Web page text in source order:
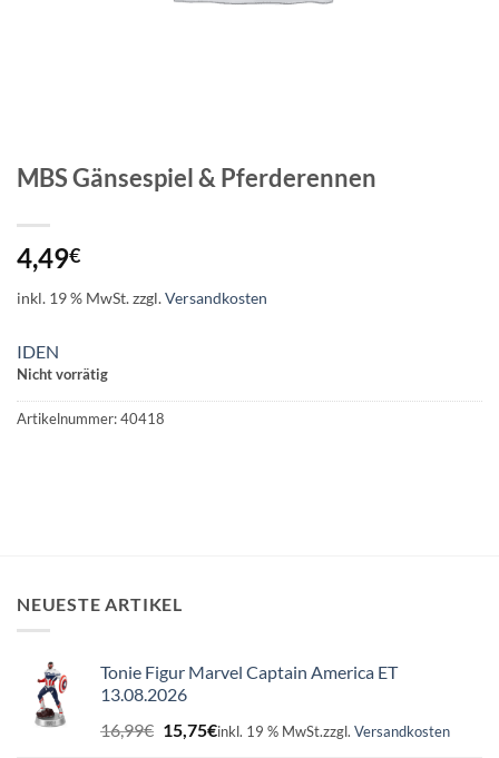
MBS Gänsespiel & Pferderennen
4,49€
inkl. 19 % MwSt.zzgl.Versandkosten
IDEN
Nicht vorrätig
Artikelnummer:40418
NEUESTE ARTIKEL
Tonie Figur Marvel Captain America ET
13.08.2026
16,99€ Ursprünglicher
Preis
15,75€Aktueller
inkl. 19 % MwSt.zzgl. Versandkosten